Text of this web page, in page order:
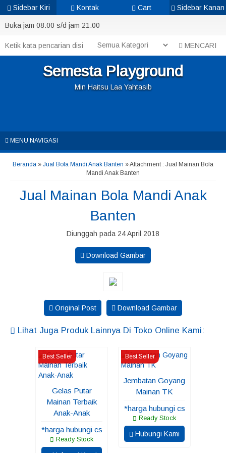
Buka jam 08.00 s/d jam 21.00
MENCARI
Semesta Playground
Min Haitsu Laa Yahtasib
MENU NAVIGASI
Beranda » Jual Bola Mandi Anak Banten » Attachment : Jual Mainan Bola
Mandi Anak Banten
Jual Mainan Bola Mandi Anak
Banten
Diunggah pada 24 April 2018
Download Gambar
Original Post Download Gambar
Lihat Juga Produk Lainnya Di Toko Online Kami:
Best Seller
Gelas Putar
Mainan Terbaik
Anak-Anak
*harga hubungi cs
Ready Stock
Best Seller
Jembatan Goyang
Mainan TK
*harga hubungi cs
Ready Stock
Hubungi Kami
Sidebar Kiri Kontak Cart Sidebar Kanan